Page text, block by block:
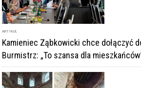
ARTYKUŁ
Kamieniec Ząbkowicki chce dołączyć
Burmistrz: „To szansa dla